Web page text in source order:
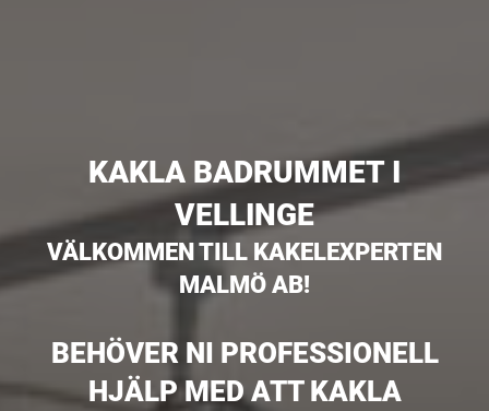
KAKLA BADRUMMET I
VELLINGE
VÄLKOMMEN TILL KAKELEXPERTEN
MALMÖ AB!
BEHÖVER NI PROFESSIONELL
HJÄLP MED ATT KAKLA